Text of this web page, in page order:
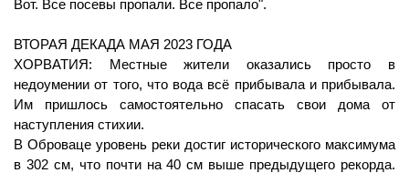
Вот. Все посевы пропали. Все пропало".
ВТОРАЯ ДЕКАДА МАЯ 2023 ГОДА
ХОРВАТИЯ: Местные жители оказались просто в
недоумении от того, что вода всё прибывала и прибывала.
Им пришлось самостоятельно спасать свои дома от
наступления стихии.
В Оброваце уровень реки достиг исторического максимума
в 302 см, что почти на 40 см выше предыдущего рекорда.